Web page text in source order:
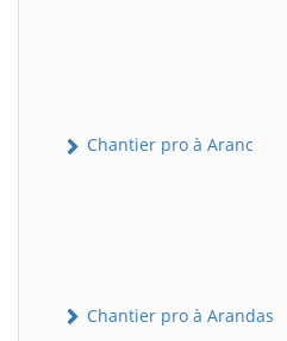
Chantier pro à Aranc
Chantier pro à Arandas